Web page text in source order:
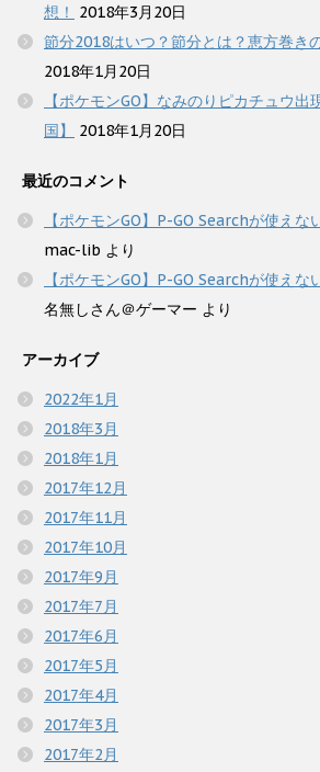
想！
2018年3月20日
節分2018はいつ？節分とは？恵方巻き
2018年1月20日
【ポケモンGO】なみのりピカチュウ
国】
2018年1月20日
最近のコメント
【ポケモンGO】P-GO Searchが使え
mac-lib より
【ポケモンGO】P-GO Searchが使え
名無しさん＠ゲーマー より
アーカイブ
2022年1月
2018年3月
2018年1月
2017年12月
2017年11月
2017年10月
2017年9月
2017年7月
2017年6月
2017年5月
2017年4月
2017年3月
2017年2月